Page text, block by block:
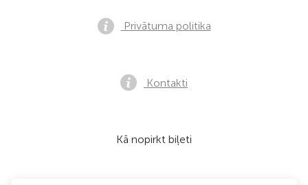
Privātuma politika
Kontakti
Kā nopirkt biļeti